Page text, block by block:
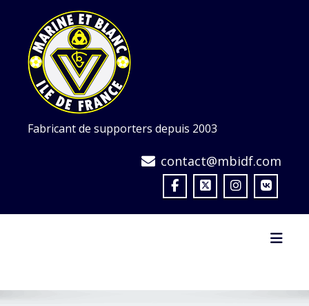
content
Fabricant de supporters depuis 2003
contact@mbidf.com